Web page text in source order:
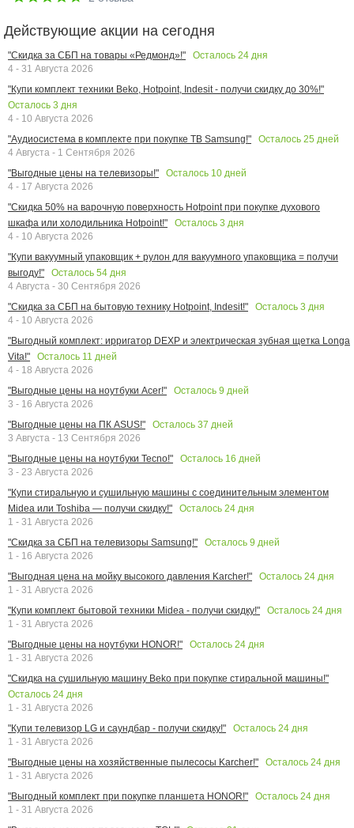
Действующие акции на сегодня
"Скидка за СБП на товары «Редмонд»!" Осталось 24 дня
4 - 31 Августа 2026
"Купи комплект техники Beko, Hotpoint, Indesit - получи скидку до 30%!"
Осталось 3 дня
4 - 10 Августа 2026
"Аудиосистема в комплекте при покупке ТВ Samsung!"
Осталось 25 дней
4 Августа - 1 Сентября 2026
"Выгодные цены на телевизоры!"
Осталось 10 дней
4 - 17 Августа 2026
"Скидка 50% на варочную поверхность Hotpoint при покупке духового
шкафа или холодильника Hotpoint!"
Осталось 3 дня
4 - 10 Августа 2026
"Купи вакуумный упаковщик + рулон для вакуумного упаковщика = получи
выгоду!"
Осталось 54 дня
4 Августа - 30 Сентября 2026
"Скидка за СБП на бытовую технику Hotpoint, Indesit!"
Осталось 3 дня
4 - 10 Августа 2026
"Выгодный комплект: ирригатор DEXP и электрическая зубная щетка Longa
Vita!"
Осталось 11 дней
4 - 18 Августа 2026
"Выгодные цены на ноутбуки Acer!"
Осталось 9 дней
3 - 16 Августа 2026
"Выгодные цены на ПК ASUS!"
Осталось 37 дней
3 Августа - 13 Сентября 2026
"Выгодные цены на ноутбуки Tecno!"
Осталось 16 дней
3 - 23 Августа 2026
"Купи стиральную и сушильную машины с соединительным элементом
Midea или Toshiba — получи скидку!"
Осталось 24 дня
1 - 31 Августа 2026
"Скидка за СБП на телевизоры Samsung!"
Осталось 9 дней
1 - 16 Августа 2026
"Выгодная цена на мойку высокого давления Karcher!"
Осталось 24 дня
1 - 31 Августа 2026
"Купи комплект бытовой техники Midea - получи скидку!"
Осталось 24 дня
1 - 31 Августа 2026
"Выгодные цены на ноутбуки HONOR!"
Осталось 24 дня
1 - 31 Августа 2026
"Скидка на сушильную машину Beko при покупке стиральной машины!"
Осталось 24 дня
1 - 31 Августа 2026
"Купи телевизор LG и саундбар - получи скидку!"
Осталось 24 дня
1 - 31 Августа 2026
"Выгодные цены на хозяйственные пылесосы Karcher!"
Осталось 24 дня
1 - 31 Августа 2026
"Выгодный комплект при покупке планшета HONOR!"
Осталось 24 дня
1 - 31 Августа 2026